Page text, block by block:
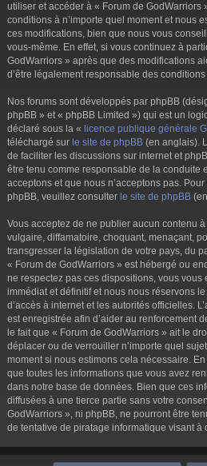
utiliser et accéder à « Forum de GodWarriors
conditions à n’importe quel moment et nous
ces modifications, bien que nous vous
vous-même. En effet, si vous continuez à
GodWarriors » après que des modifications
d’être légalement responsable des
Nos forums sont développés par phpBB
phpBB » et « phpBB Limited ») qui est un
déclaré sous la « licence publique générale
téléchargé sur le site de phpBB (en anglais).
de faciliter les discussions sur internet et
être tenu comme responsable de la conduite
acceptons et que nous n’acceptons pas.
phpBB, veuillez consulter le site de phpBB
Vous acceptez de ne publier aucun contenu
vulgaire, diffamatoire, choquant, menaçant,
transgresser la législation de votre pays, du
« Forum de GodWarriors » est hébergé ou
ne respectez pas ces dispositions, vous
immédiat et définitif et nous nous réservons
d’accès à internet et les autorités officielles.
est enregistrée afin d’aider au renforcement
le fait que « Forum de GodWarriors » ait le
déplacer ou de verrouiller n’importe quel
moment si nous estimons cela nécessaire.
que toutes les informations que vous avez
dans notre base de données. Bien que ces
diffusées à une tierce partie sans votre
GodWarriors », ni phpBB, ne pourront être
de tentative de piratage informatique visant à